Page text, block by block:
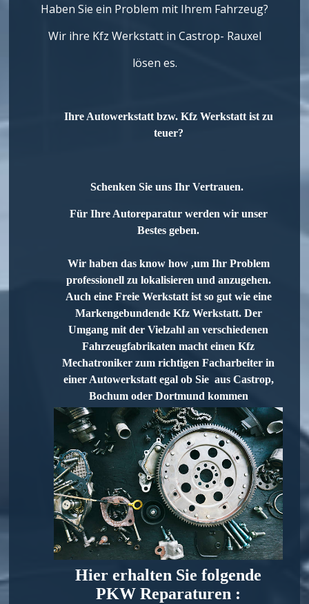
Haben Sie ein Problem mit Ihrem Fahrzeug?
Wir ihre Kfz Werkstatt in Castrop- Rauxel
lösen es.
Ihre Autowerkstatt bzw. Kfz Werkstatt ist zu
teuer?
Schenken Sie uns Ihr Vertrauen.
Für Ihre Autoreparatur werden wir unser
Bestes geben.
Wir haben das know how ,um Ihr Problem
professionell zu lokalisieren und anzugehen.
Auch eine Freie Werkstatt ist so gut wie eine
Markengebundende Kfz Werkstatt. Der
Umgang mit der Vielzahl an verschiedenen
Fahrzeugfabrikaten macht einen Kfz
Mechatroniker zum richtigen Facharbeiter in
einer Autowerkstatt egal ob Sie aus Castrop,
Bochum oder Dortmund kommen
Hier erhalten Sie folgende
PKW Reparaturen :